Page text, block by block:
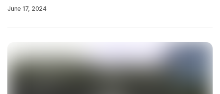
June 17, 2024